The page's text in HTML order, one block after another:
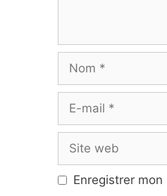
mail
web
Enregistrer